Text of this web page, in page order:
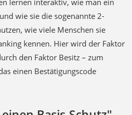
wie sie die sogenannte 2-
wie viele Menschen sie
kennen. Hier wird der Faktor
den Faktor Besitz – zum
einen Bestätigungscode